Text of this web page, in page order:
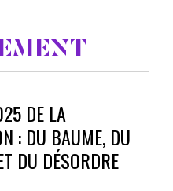
DE LA
: DU BAUME, DU
DU DÉSORDRE